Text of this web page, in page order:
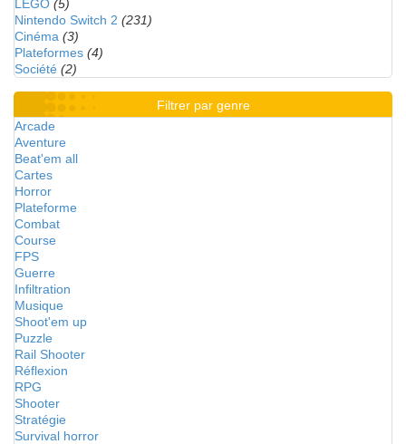
LEGO (5)
Nintendo Switch 2 (231)
Cinéma (3)
Plateformes (4)
Société (2)
Filtrer par genre
Arcade
Aventure
Beat'em all
Cartes
Horror
Plateforme
Combat
Course
FPS
Guerre
Infiltration
Musique
Shoot'em up
Puzzle
Rail Shooter
Réflexion
RPG
Shooter
Stratégie
Survival horror